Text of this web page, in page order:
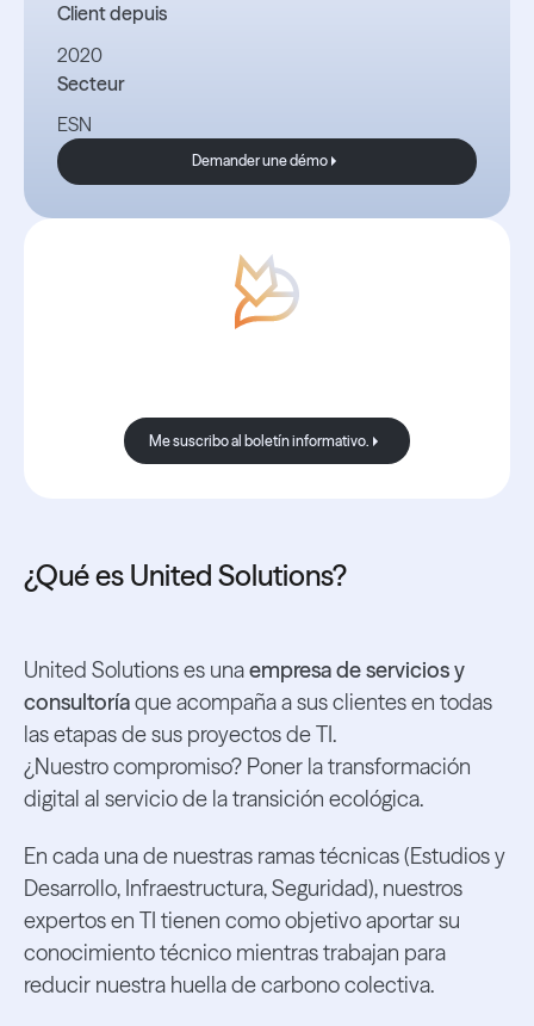
Client depuis
2020
Secteur
ESN
Demander une démo
Demander une démo
Me suscribo al boletín
Me suscribo al boletín informativo.
¿Qué es United Solutions?
United Solutions es unaempresa de servicios y
consultoríaque acompaña a sus clientes en todas
las etapas de sus proyectos de TI.
¿Nuestro compromiso? Poner la transformación
digital al servicio de la transición ecológica.
En cada una de nuestras ramas técnicas (Estudios y
Desarrollo, Infraestructura, Seguridad), nuestros
expertos en TI tienen como objetivo aportar su
conocimiento técnico mientras trabajan para
reducir nuestra huella de carbono colectiva.